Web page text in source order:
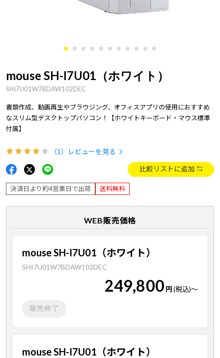
mouse SH-I7U01（ホワイト）
SHI7U01W7BDAW102DEC
書類作成、動画再生やブラウジング、オフィスアプリの使用におすすめ
なスリム型デスクトップパソコン！【ホワイトキーボード・マウス標準
付属】
（1） レビューを見る
比較リストに追加
決済日より約4営業日で出荷 送料無料
WEB販売価格
mouse SH-I7U01（ホワイト）
SHI7U01W7BDAW102DEC
249,800 円(税込)～
販売終了
mouse SH-I7U01（ホワイト）